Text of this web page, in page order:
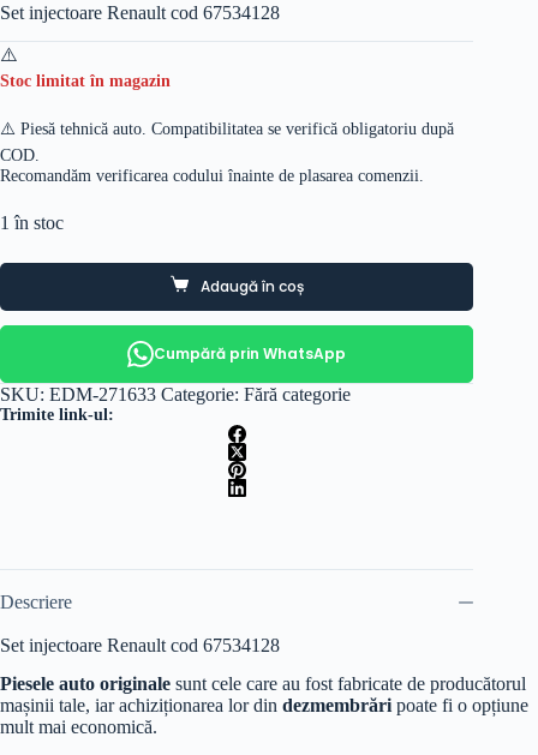
Set injectoare Renault cod 67534128
Stoc limitat în magazin
⚠️ Piesă tehnică auto. Compatibilitatea se verifică obligatoriu după
COD.
Recomandăm verificarea codului înainte de plasarea comenzii.
1 în stoc
Adaugă în coș
Cumpără prin WhatsApp
SKU: EDM-271633 Categorie: Fără categorie
Trimite link-ul:
Descriere
Set injectoare Renault cod 67534128
Piesele auto originale sunt cele care au fost fabricate de producătorul
mașinii tale, iar achiziționarea lor din dezmembrăripoate fi o opțiune
mult mai economică.